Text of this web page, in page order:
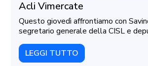
Acli Vimercate
Questo giovedì affrontiamo con
segretario generale della CISL e
LEGGI TUTTO